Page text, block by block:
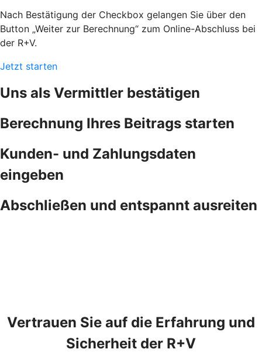
Nach Bestätigung der Checkbox gelangen Sie über den
Button „Weiter zur Berechnung“ zum Online-Abschluss bei
der R+V.
Jetzt starten
Uns als Vermittler bestätigen
Berechnung Ihres Beitrags starten
Kunden- und Zahlungsdaten
eingeben
Abschließen und entspannt ausreiten
Vertrauen Sie auf die Erfahrung und
Sicherheit der R+V